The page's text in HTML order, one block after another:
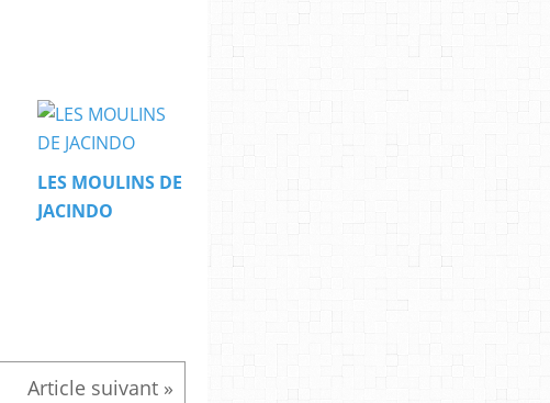
LES MOULINS DE
JACINDO